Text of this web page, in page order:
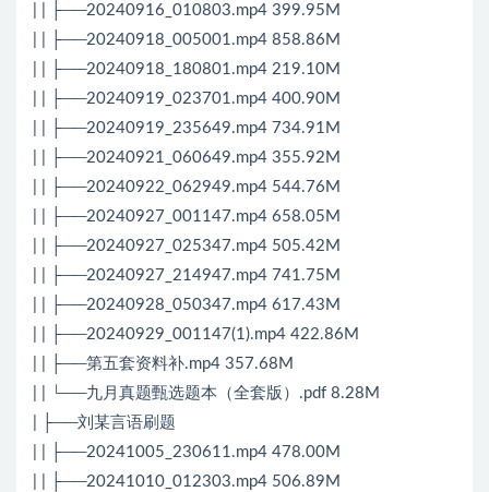
| | ├──20240916_010803.mp4 399.95M
| | ├──20240918_005001.mp4 858.86M
| | ├──20240918_180801.mp4 219.10M
| | ├──20240919_023701.mp4 400.90M
| | ├──20240919_235649.mp4 734.91M
| | ├──20240921_060649.mp4 355.92M
| | ├──20240922_062949.mp4 544.76M
| | ├──20240927_001147.mp4 658.05M
| | ├──20240927_025347.mp4 505.42M
| | ├──20240927_214947.mp4 741.75M
| | ├──20240928_050347.mp4 617.43M
| | ├──20240929_001147(1).mp4 422.86M
| | ├──第五套资料补.mp4 357.68M
| | └──九月真题甄选题本（全套版）.pdf 8.28M
| ├──刘某言语刷题
| | ├──20241005_230611.mp4 478.00M
| | ├──20241010_012303.mp4 506.89M